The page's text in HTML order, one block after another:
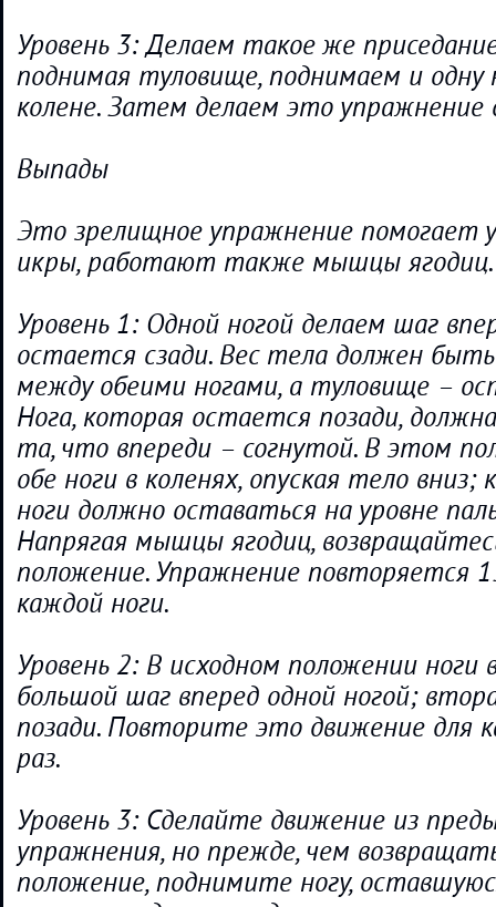
Уровень 3: Делаем такое же
поднимая туловище, поднимаем и одну
колене. Затем делаем это упражнение
Выпады
Это зрелищное упражнение помогает
икры, работают также мышцы ягодиц.
Уровень 1: Одной ногой делаем шаг
остается сзади. Вес тела должен
между обеими ногами, а туловище –
Нога, которая остается позади,
та, что впереди – согнутой. В этом
обе ноги в коленях, опуская тело вниз;
ноги должно оставаться на уровне
Напрягая мышцы ягодиц,
положение. Упражнение повторяется
каждой ноги.
Уровень 2: В исходном положении ноги
большой шаг вперед одной ногой;
позади. Повторите это движение для
раз.
Уровень 3: Сделайте движение из
упражнения, но прежде, чем
положение, поднимите ногу,